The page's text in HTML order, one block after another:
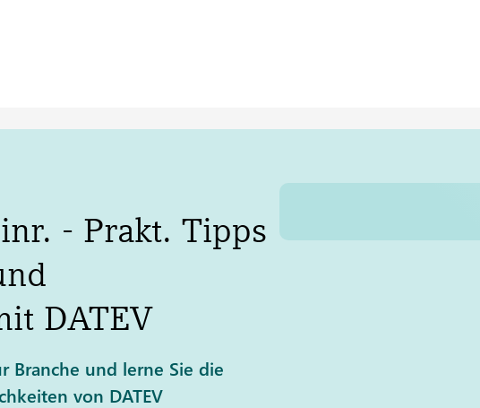
- Prakt. Tipps
DATEV
Branche und lerne Sie die
von DATEV